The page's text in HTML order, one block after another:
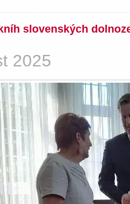
slovenských
2025